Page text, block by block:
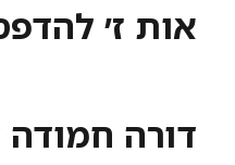
אות ז׳
דורה